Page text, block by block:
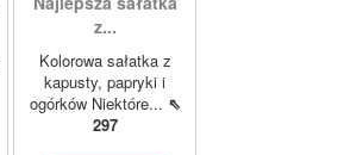
z...
Kolorowa sałatka z
kapusty, papryki i
ogórków Niektóre... ⇖
297